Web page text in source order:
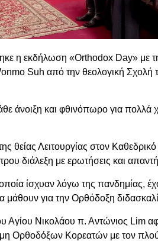
η εκδήλωση «Orthodox Day» με
Suh από την θεολογική
άνοιξη και φθινόπωρο για πολλά
Λειτουργίας στον
διάλεξη με ερωτήσεις και
ίσχυαν λόγω της πανδημίας,
για την Ορθόδοξη
Αγίου Νικολάου π. Αντώνιος Lim
μη Ορθοδόξων Κορεατών με τον